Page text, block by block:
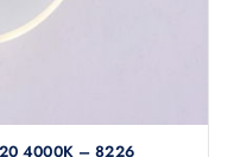
4000K – 8226